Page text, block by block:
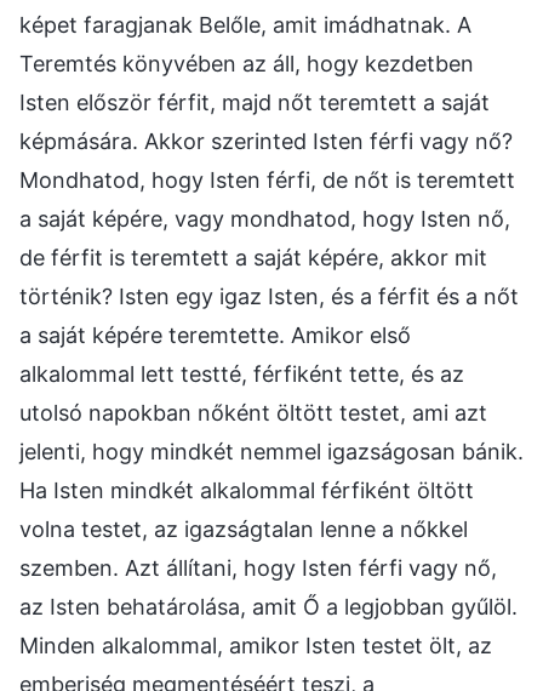
képet faragjanak Belőle, amit imádhatnak. A
Teremtés könyvében az áll, hogy kezdetben
Isten először férfit, majd nőt teremtett a saját
képmására. Akkor szerinted Isten férfi vagy nő?
Mondhatod, hogy Isten férfi, de nőt is teremtett
a saját képére, vagy mondhatod, hogy Isten nő,
de férfit is teremtett a saját képére, akkor mit
történik? Isten egy igaz Isten, és a férfit és a nőt
a saját képére teremtette. Amikor első
alkalommal lett testté, férfiként tette, és az
utolsó napokban nőként öltött testet, ami azt
jelenti, hogy mindkét nemmel igazságosan bánik.
Ha Isten mindkét alkalommal férfiként öltött
volna testet, az igazságtalan lenne a nőkkel
szemben. Azt állítani, hogy Isten férfi vagy nő,
az Isten behatárolása, amit Ő a legjobban gyűlöl.
Minden alkalommal, amikor Isten testet ölt, az
emberiség megmentéséért teszi, a